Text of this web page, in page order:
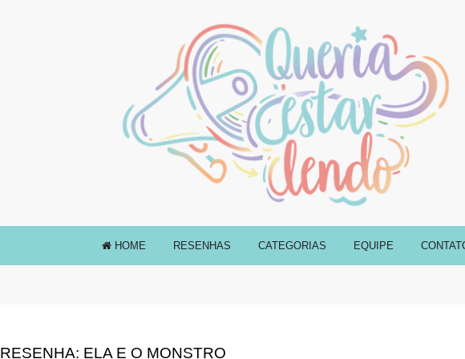
HOME RESENHAS CATEGORIAS EQUIPE
RESENHA: ELA E O MONSTRO